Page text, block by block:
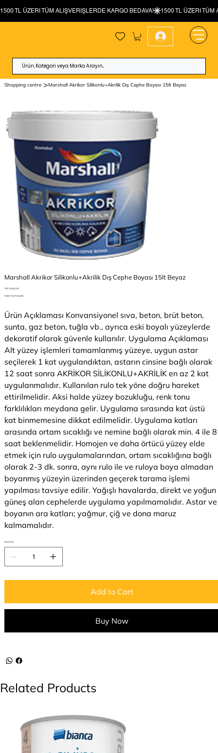
Shopping centre >Marshall Akrikor Silikonlu+Akrilik Dış Cephe Boyası 15lt Beyaz
Marshall Akrikor Silikonlu+Akrilik Dış Cephe Boyası 15lt Beyaz
Price
TRY 4,500.00
Sales Tax Included
Ürün Açıklaması Konvansiyonel sıva, beton, brüt beton,
sunta, gaz beton, tuğla vb., ayrıca eski boyalı yüzeylerde
dekoratif olarak güvenle kullanılır. Uygulama Açıklaması
Alt yüzey işlemleri tamamlanmış yüzeye, uygun astar
seçilerek 1 kat uygulandıktan, astarın cinsine bağlı olarak
12 saat sonra AKRİKOR SİLİKONLU+AKRİLİK en az 2 kat
uygulanmalıdır. Kullanılan rulo tek yöne doğru hareket
ettirilmelidir. Aksi halde yüzey bozukluğu, renk tonu
farklılıkları meydana gelir. Uygulama sırasında kat üstü
kat binmemesine dikkat edilmelidir. Uygulama katları
arasında ortam sıcaklığı ve nemine bağlı olarak min. 4 ile 8
saat beklenmelidir. Homojen ve daha örtücü yüzey elde
etmek için rulo uygulamalarından, ortam sıcaklığına bağlı
olarak 2-3 dk. sonra, aynı rulo ile ve ruloya boya almadan
boyanmış yüzeyin üzerinden geçerek tarama işlemi
yapılması tavsiye edilir. Yağışlı havalarda, direkt ve yoğun
güneş alan cephelerde uygulama yapılmamalıdır. Astar ve
boyanın ara katları; yağmur, çiğ ve dona maruz
kalmamalıdır.
Quantity
Add to Cart
Buy Now
Related Products